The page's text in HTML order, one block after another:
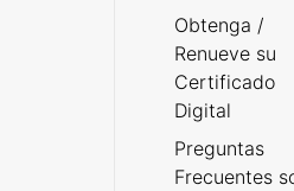
Obtenga /
Renueve su
Certificado
Digital
Preguntas
Frecuentes